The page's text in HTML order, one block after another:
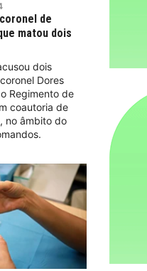
de
matou dois
dois
Dores
Regimento de
coautoria de
no âmbito do